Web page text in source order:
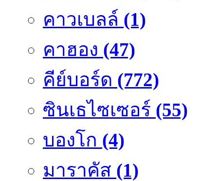
คาวเบลล์ (1)
คาฮอง (47)
คีย์บอร์ด (772)
ซินเธไซเซอร์ (55)
บองโก (4)
มาราคัส (1)